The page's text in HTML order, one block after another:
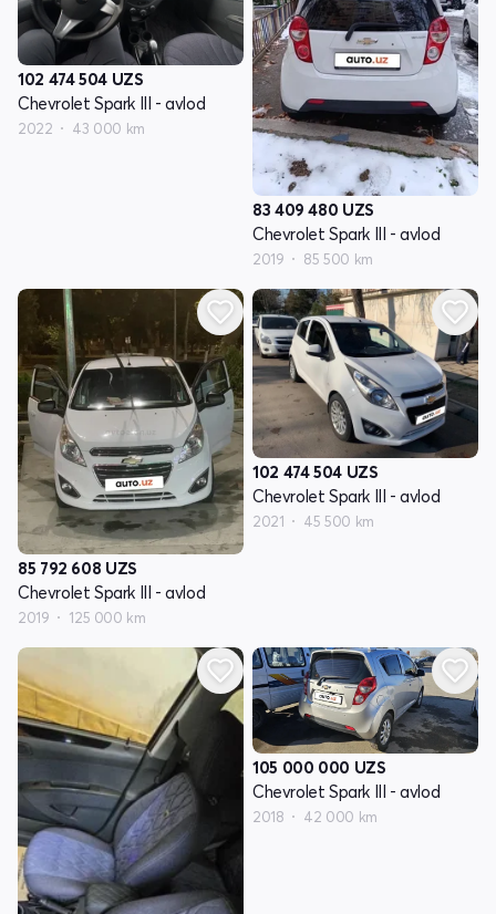
102 474 504 UZS
Chevrolet Spark III - avlod
2022 43 000 km
83 409 480 UZS
Chevrolet Spark III - avlod
2019 85 500 km
85 792 608 UZS
Chevrolet Spark III - avlod
2019 125 000 km
102 474 504 UZS
Chevrolet Spark III - avlod
2021 45 500 km
105 000 000 UZS
Chevrolet Spark III - avlod
2018 42 000 km